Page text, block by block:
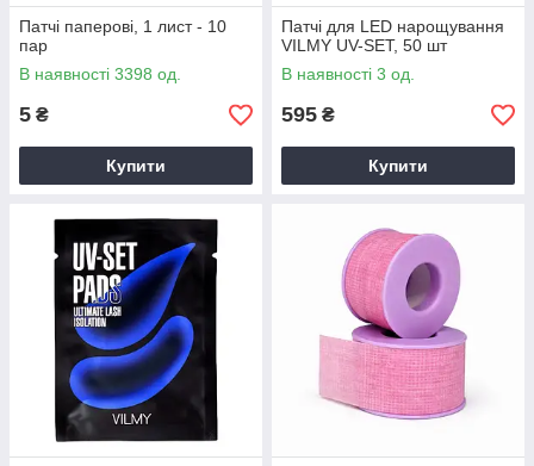
Патчі паперові, 1 лист - 10
пар
В наявності 3398 од.
5 ₴
Купити
Патчі для LED нарощування
VILMY UV-SET, 50 шт
В наявності 3 од.
595 ₴
Купити